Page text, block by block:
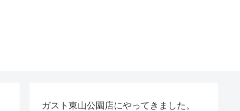
ガスト東山公園店にやってきました。